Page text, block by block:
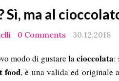
Sì, ma al
0 Comments 30.12.2018
modo di gustare lacioccolata:
food, è una valida ed originale